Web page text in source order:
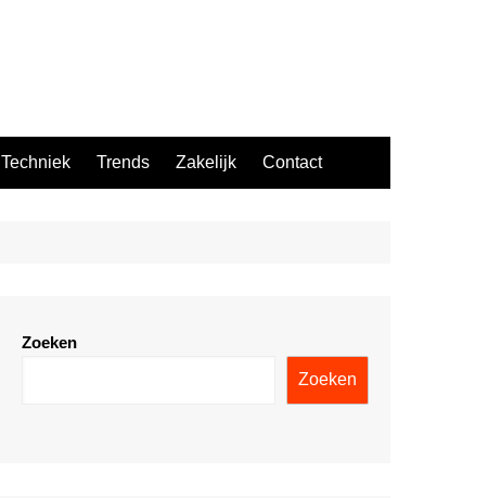
Techniek Trends Zakelijk Contact
Zoeken
Zoeken